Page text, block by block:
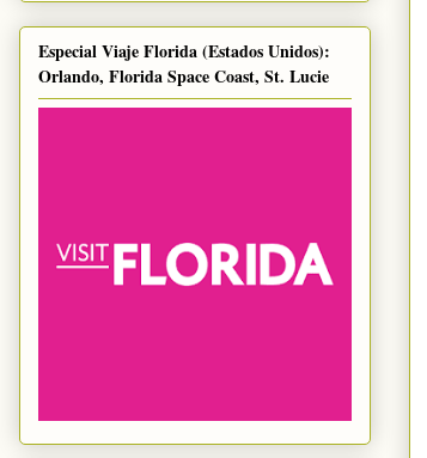
Especial Viaje Florida (Estados Unidos):
Orlando, Florida Space Coast, St. Lucie